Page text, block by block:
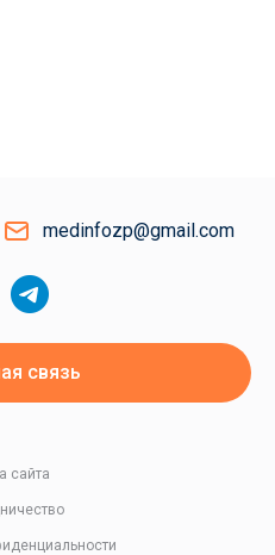
medinfozp@gmail.com
связь
сайта